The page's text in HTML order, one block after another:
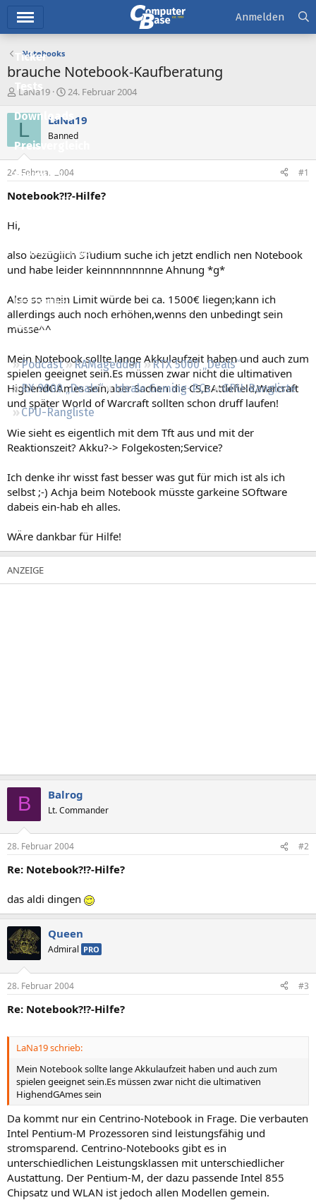
Ticker
Tests
Downloads
Preisvergleich
Forum
Aktuelles
Neue Beiträge
Neueste Aktivitäten
Leserartikel
Regeln
Podcast RAMageddon
RTX 5000 „Deals“
RX 9000 „Deals“
Ideale Gaming-PCs
GPU-Rangliste
CPU-Rangliste
Anmelden
Notebooks
brauche Notebook-Kaufberatung
E
s
e
e
r
LaNa19
E
s
e
l
t
a
24. Februar 2004
L LaNa19
Banned
24. Februar 2004 #1
Notebook?!?-Hilfe?
Hi,
also bezüglich STudium suche ich jetzt endlich nen Notebook
und habe leider keinnnnnnnnne Ahnung *g*
Also so mein Limit würde bei ca. 1500€ liegen;kann ich
allerdings auch noch erhöhen,wenns den unbedingt sein
müsse^^
Mein Notebook sollte lange Akkulaufzeit haben und auch zum
spielen geeignet sein.Es müssen zwar nicht die ultimativen
HighendGAmes sein,aber Sachen die CS,BAttlefield,Warcraft
und später World of Warcraft sollten schon druff laufen!
Wie sieht es eigentlich mit dem Tft aus und mit der
Reaktionszeit? Akku?-> Folgekosten;Service?
Ich denke ihr wisst fast besser was gut für mich ist als ich
selbst ;-) Achja beim Notebook müsste garkeine SOftware
dabeis ein-hab eh alles.
WÄre dankbar für Hilfe!
B Balrog
Lt. Commander
28. Februar 2004 #2
Re: Notebook?!?-Hilfe?
das aldi dingen
Queen
Admiral PRO
28. Februar 2004 #3
Re: Notebook?!?-Hilfe?
LaNa19 schrieb:
Mein Notebook sollte lange Akkulaufzeit haben und auch zum
spielen geeignet sein.Es müssen zwar nicht die ultimativen
HighendGAmes sein
Da kommt nur ein Centrino-Notebook in Frage. Die verbauten
Intel Pentium-M Prozessoren sind leistungsfähig und
stromsparend. Centrino-Notebooks gibt es in
unterschiedlichen Leistungsklassen mit unterschiedlicher
Austattung. Der Pentium-M, der dazu passende Intel 855
Chipsatz und WLAN ist jedoch allen Modellen gemein.